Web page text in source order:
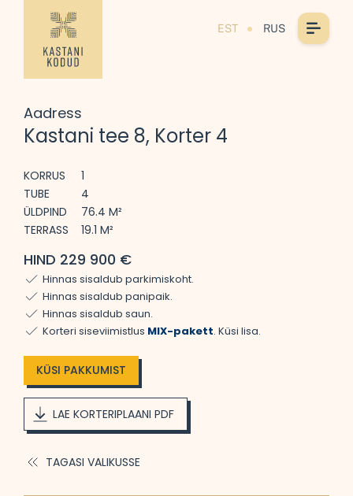
EST RUS
Aadress
Kastani tee 8, Korter 4
KORRUS
1
TUBE
4
ÜLDPIND
76.4 M²
TERRASS
19.1 M²
HIND 229 900 €
Hinnas sisaldub parkimiskoht.
Hinnas sisaldub panipaik.
Hinnas sisaldub saun.
Korteri siseviimistlus MIX-pakett. Küsi lisa.
KÜSI PAKKUMIST
LAE KORTERIPLAANI PDF
TAGASI VALIKUSSE